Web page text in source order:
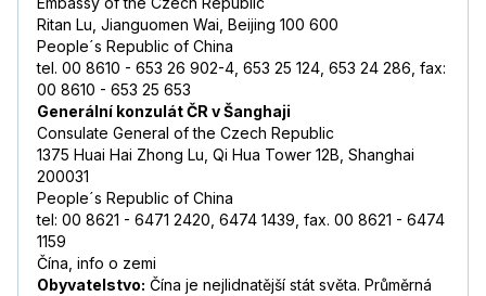
Ritan Lu, Jianguomen Wai, Beijing 100 600
People´s Republic of China
tel. 00 8610 - 653 26 902-4, 653 25 124, 653 24 286, fax:
00 8610 - 653 25 653
Generální konzulát ČR v Šanghaji
Consulate General of the Czech Republic
1375 Huai Hai Zhong Lu, Qi Hua Tower 12B, Shanghai
200031
People´s Republic of China
tel: 00 8621 - 6471 2420, 6474 1439, fax. 00 8621 - 6474
1159
Čína, info o zemi
Obyvatelstvo: Čína je nejlidnatější stát světa. Průměrná